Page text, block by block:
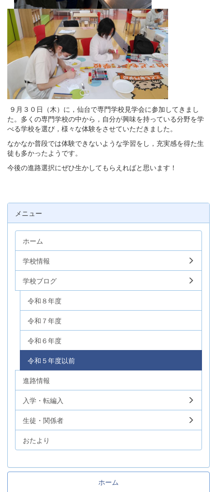
９月３０日（木）に，仙台で専門学校見学会に参加してきまし
た。多くの専門学校の中から，自分が興味を持っている分野を学
べる学校を選び，様々な体験をさせていただきました。
なかなか普段では体験できないような学習をし，充実感を得た生
徒も多かったようです。
今後の進路選択にぜひ生かしてもらえればと思います！
メニュー
ホーム
学校情報
学校ブログ
令和８年度
令和７年度
令和６年度
令和５年度以前
進路情報
入学・転編入
生徒・関係者
おたより
ホーム